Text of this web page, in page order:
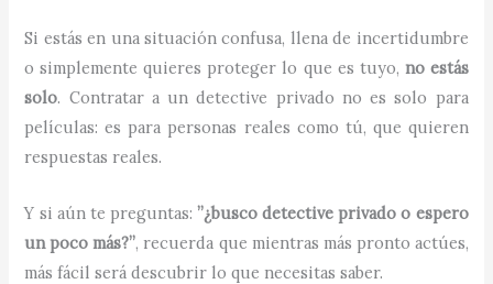
Si estás en una situación confusa, llena de incertidumbre
o simplemente quieres proteger lo que es tuyo, no estás
solo. Contratar a un detective privado no es solo para
películas: es para personas reales como tú, que quieren
respuestas reales.
Y si aún te preguntas:”¿busco detective privado o espero
un poco más?”, recuerda que mientras más pronto actúes,
más fácil será descubrir lo que necesitas saber.